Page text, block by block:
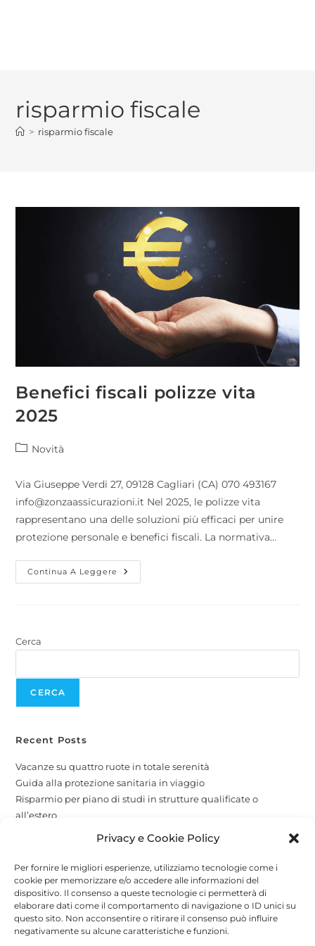
Privacy e Cookie Policy
Per fornire le migliori esperienze, utilizziamo tecnologie come i
cookie per memorizzare e/o accedere alle informazioni del
dispositivo. Il consenso a queste tecnologie ci permetterà di
elaborare dati come il comportamento di navigazione o ID unici su
questo sito. Non acconsentire o ritirare il consenso può influire
negativamente su alcune caratteristiche e funzioni.
risparmio fiscale
> risparmio fiscale
Benefici fiscali polizze vita
2025
Novità
Via Giuseppe Verdi 27, 09128 Cagliari (CA) 070 493167
info@zonzaassicurazioni.it Nel 2025, le polizze vita
rappresentano una delle soluzioni più efficaci per unire
protezione personale e benefici fiscali. La normativa…
Continua A Leggere
Cerca
CERCA
Recent Posts
Vacanze su quattro ruote in totale serenità
Guida alla protezione sanitaria in viaggio
Risparmio per piano di studi in strutture qualificate o
all’estero
La protezione per i tuoi amici a quattro zampe
Copertura globale e attività economiche
Recent Comments
A WordPress CommentersuAttività stagionali